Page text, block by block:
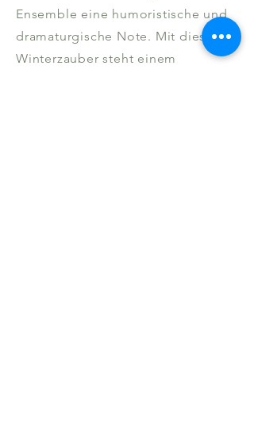
Ensemble eine humoristische und
dramaturgische Note. Mit diesem
Winterzauber steht einem